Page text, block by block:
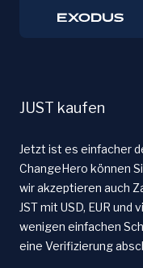
JUST kaufen
Jetzt ist es einfacher
ChangeHero können
wir akzeptieren auch
JST mit USD, EUR
wenigen einfachen
eine Verifizierung